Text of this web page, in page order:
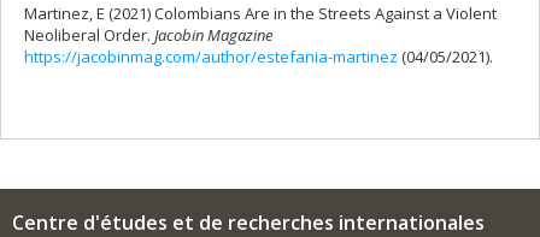
Martinez, E (2021) Colombians Are in the Streets Against a Violent
Neoliberal Order. Jacobin Magazine
https://jacobinmag.com/author/estefania-martinez (04/05/2021).
Centre d'études et de recherches internationales